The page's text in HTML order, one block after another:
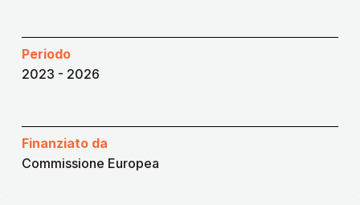
Periodo
2023 - 2026
Finanziato da
Commissione Europea